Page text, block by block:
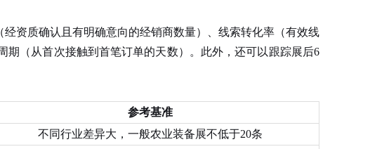
资质确认且有明确意向的经销商数量）、线索转化率（有效线
（从首次接触到首笔订单的天数）。此外，还可以跟踪展后6
参考基准
不同行业差异大，一般农业装备展不低于20条